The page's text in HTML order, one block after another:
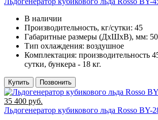
В наличии
Производительность, кг/сутки: 45
Габаритные размеры (ДхШхВ), мм:
Тип охлаждения: воздушное
Комплектация: производительность
сутки, бункера - 18 кг.
Купить Позвонить
35 400 руб.
Льдогенератор кубикового льда Rosso BY-